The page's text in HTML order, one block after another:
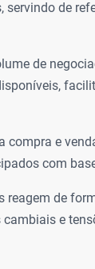
de
de
compra e
com
reagem de
e